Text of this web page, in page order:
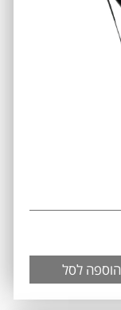
הוספה לסל